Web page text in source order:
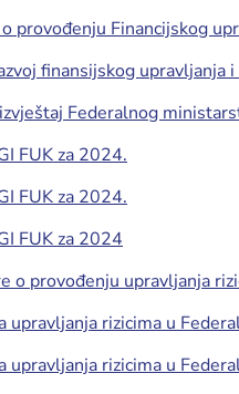
provođenju Financijskog
finansijskog
Federalnog
FUK za 2024.
FUK za 2024.
FUK za 2024
o provođenju upravljanja
upravljanja rizicima u
upravljanja rizicima u